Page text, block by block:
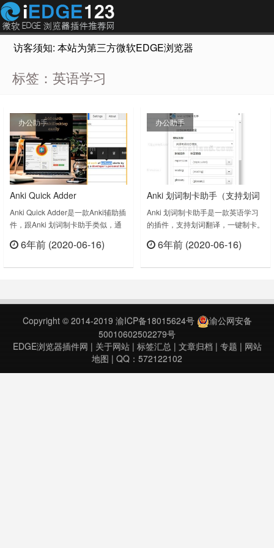
访客须知: 本站为第三方微软EDGE浏览器插件推荐网站，
标签：英语学习
办公助手
Anki Quick Adder
Anki Quick Adder是一款Anki辅助插
件，跟Anki 划词制卡助手类似，通
力。需要和Anki、Anki Connect
Google……
6年前 (2020-06-16)
办公助手
Anki 划词制卡助手（支持划词
翻译，一键制卡）
Anki 划词制卡助手是一款英语学习
的插件，支持划词翻译，一键制卡。
上进行增量阅读(Incremental
过后，又希望能将刚才阅读时遇到的
供日后复习。Anki本身提供了不
错……
6年前 (2020-06-16)
Copyright © 2014-2019 渝ICP备18015624号
渝公网安备
50010602502279号
EDGE浏览器插件网 | 关于网站| 标签汇总| 文章归档 | 专题 | 网站
地图 | QQ：572122102